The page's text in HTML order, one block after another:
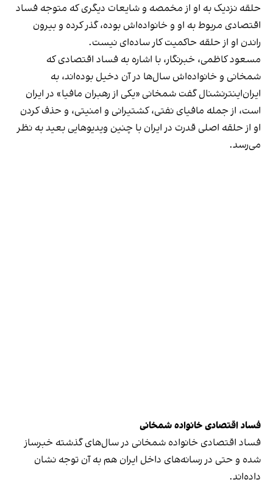
حلقه نزدیک به او از مخمصه‌ و شایعات دیگری که متوجه فساد
اقتصادی مربوط به او و خانواده‌اش بوده، گذر کرده و بیرون
راندن او از حلقه حاکمیت کار ساده‌ای نیست.
مسعود کاظمی، خبرنگار، با اشاره به فساد اقتصادی که
شمخانی و خانواده‌اش سال‌ها در آن دخیل بوده‌اند، به
ایران‌اینترنشنال گفت شمخانی «یکی از رهبران مافیا» در ایران
است، از جمله مافیای نفتی، کشتیرانی و امنیتی، و حذف کردن
او از حلقه اصلی قدرت در ایران با چنین ویدیوهایی بعید به نظر
می‌رسد.
فساد اقتصادی خانواده شمخانی
فساد اقتصادی خانواده شمخانی در سال‌های گذشته خبرساز
شده و حتی در رسانه‌های داخل ایران هم به آن توجه نشان
داده‌اند.